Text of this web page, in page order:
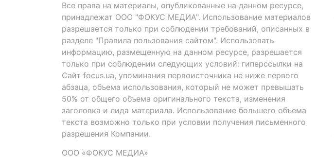
Все права на материалы, опубликованные на данном ресурсе,
принадлежат ООО "ФОКУС МЕДИА". Использование материалов
разрешается только при соблюдении требований, описанных в
разделе "Правила пользования сайтом". Использовать
информацию, размещенную на данном ресурсе, разрешается
только при соблюдении следующих условий: гиперссылки на
Сайт focus.ua, упоминания первоисточника не ниже первого
абзаца, объема использования, который не может превышать
50% от общего объема оригинального текста, изменения
заголовка и лида материала. Использование большего объема
текста возможно только при условии получения письменного
разрешения Компании.
ООО «ФОКУС МЕДИА»